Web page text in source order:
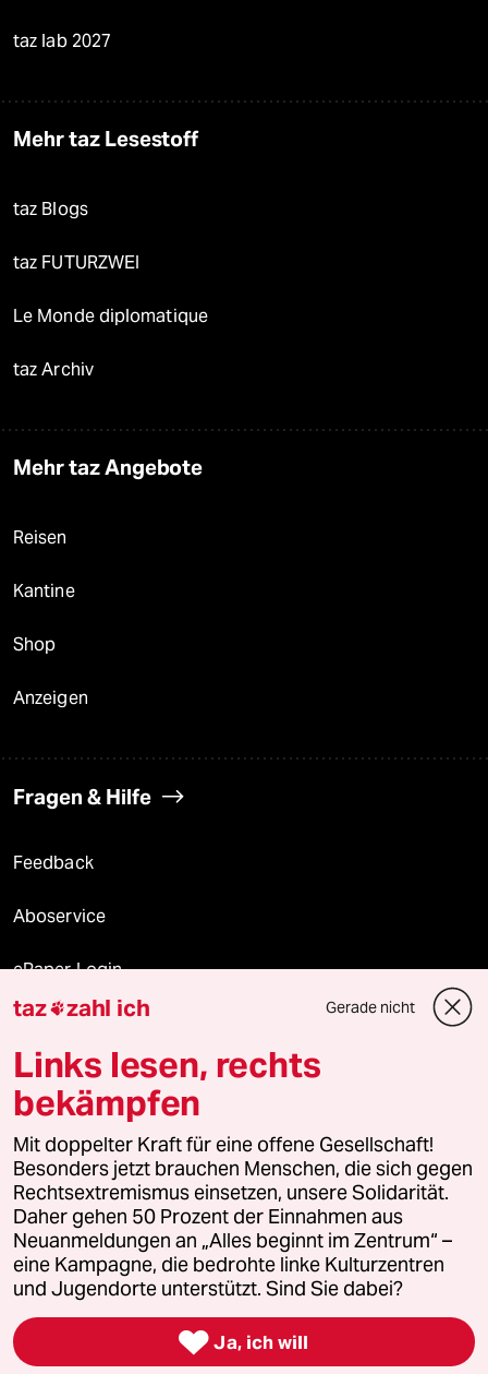
taz lab 2027
Mehr taz Lesestoff
taz Blogs
taz FUTURZWEI
Le Monde diplomatique
taz Archiv
Mehr taz Angebote
Reisen
Kantine
Shop
Anzeigen
Fragen & Hilfe
Feedback
Aboservice
ePaper Login
Downloads für Abonnierende
© 2026 taz Verlags und Vertriebs GmbH
Alle Rechte vorbehalten. Bei rechtlichen Fragen oder für Genehmigungen
wenden Sie sich bitte an
lizenzen@taz.de
Feedback Redaktionsstatut Kommune-Richtlinien
Leitlinie Informant Datenschutz Impressum AGB
Seitenwende Einwilligungen widerrufen (Ads)
taz zahl ich Gerade nicht
Links lesen, rechts
bekämpfen
Mit doppelter Kraft für eine offene Gesellschaft!
Besonders jetzt brauchen Menschen, die sich gegen
Rechtsextremismus einsetzen, unsere Solidarität.
Daher gehen 50 Prozent der Einnahmen aus
Neuanmeldungen an „Alles beginnt im Zentrum“ –
eine Kampagne, die bedrohte linke Kulturzentren
und Jugendorte unterstützt. Sind Sie dabei?
 Ja, ich will